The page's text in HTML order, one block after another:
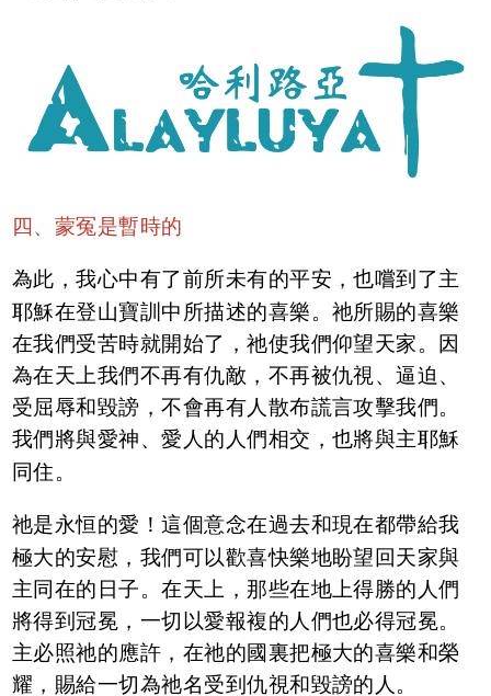
四、蒙冤是暫時的
為此，我心中有了前所未有的平安，也嚐到了主
耶穌在登山寶訓中所描述的喜樂。祂所賜的喜樂
在我們受苦時就開始了，祂使我們仰望天家。因
為在天上我們不再有仇敵，不再被仇視、逼迫、
受屈辱和毀謗，不會再有人散布謊言攻擊我們。
我們將與愛神、愛人的人們相交，也將與主耶穌
同住。
祂是永恒的愛！這個意念在過去和現在都帶給我
極大的安慰，我們可以歡喜快樂地盼望回天家與
主同在的日子。在天上，那些在地上得勝的人們
將得到冠冕，一切以愛報複的人們也必得冠冕。
主必照祂的應許，在祂的國裏把極大的喜樂和榮
耀，賜給一切為祂名受到仇視和毀謗的人。